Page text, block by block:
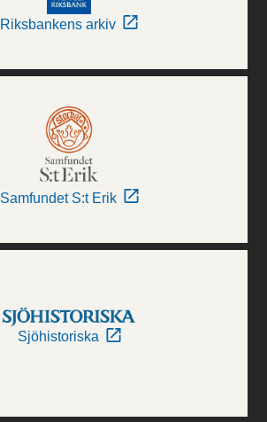
Riksbankens arkiv
Samfundet S:t Erik
Sjöhistoriska